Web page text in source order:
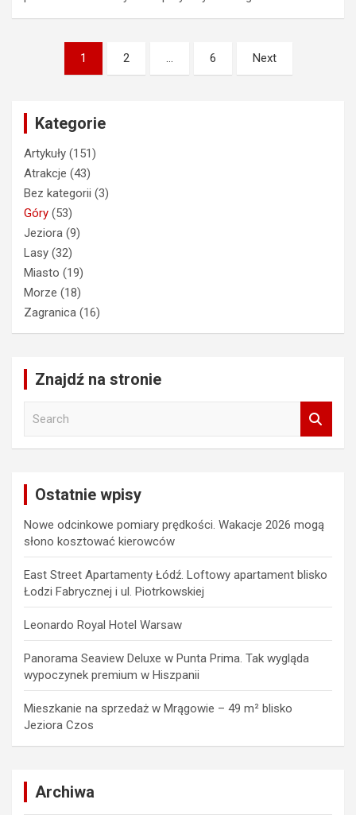
Stronicowanie
wpisów
1 2 … 6 Next
Kategorie
Artykuły (151)
Atrakcje (43)
Bez kategorii (3)
Góry (53)
Jeziora (9)
Lasy (32)
Miasto (19)
Morze (18)
Zagranica (16)
Znajdź na stronie
Ostatnie wpisy
Nowe odcinkowe pomiary prędkości. Wakacje 2026 mogą
słono kosztować kierowców
East Street Apartamenty Łódź. Loftowy apartament blisko
Łodzi Fabrycznej i ul. Piotrkowskiej
Leonardo Royal Hotel Warsaw
Panorama Seaview Deluxe w Punta Prima. Tak wygląda
wypoczynek premium w Hiszpanii
Mieszkanie na sprzedaż w Mrągowie – 49 m² blisko
Jeziora Czos
Archiwa